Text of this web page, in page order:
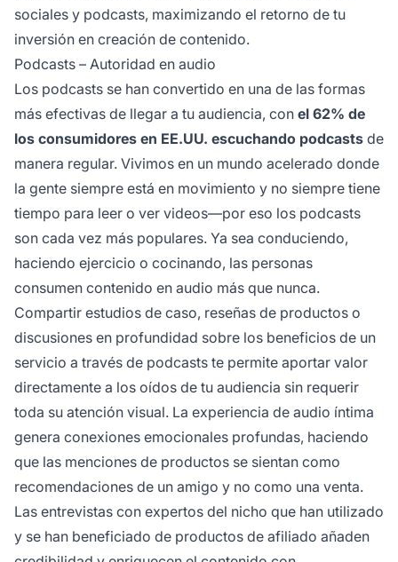
sociales y podcasts, maximizando el retorno de tu
inversión en creación de contenido.
Podcasts – Autoridad en audio
Los podcasts se han convertido en una de las formas
más efectivas de llegar a tu audiencia, con el 62% de
los consumidores en EE.UU. escuchando podcasts de
manera regular. Vivimos en un mundo acelerado donde
la gente siempre está en movimiento y no siempre tiene
tiempo para leer o ver videos—por eso los podcasts
son cada vez más populares. Ya sea conduciendo,
haciendo ejercicio o cocinando, las personas
consumen contenido en audio más que nunca.
Compartir estudios de caso, reseñas de productos o
discusiones en profundidad sobre los beneficios de un
servicio a través de podcasts te permite aportar valor
directamente a los oídos de tu audiencia sin requerir
toda su atención visual. La experiencia de audio íntima
genera conexiones emocionales profundas, haciendo
que las menciones de productos se sientan como
recomendaciones de un amigo y no como una venta.
Las entrevistas con expertos del nicho que han utilizado
y se han beneficiado de productos de afiliado añaden